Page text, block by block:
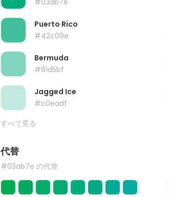
#03ab7e
Puerto Rico
#42c09e
Bermuda
#81d5bf
Jagged Ice
#c0eadf
すべて見る
代替
#03ab7e の代替